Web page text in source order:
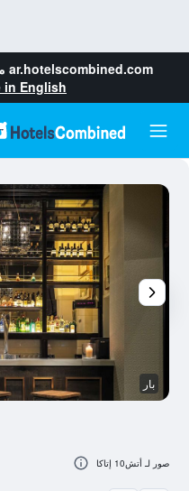
ar.hotelscombined.com
in English
بار
صور لـ أتش10 إتاكا